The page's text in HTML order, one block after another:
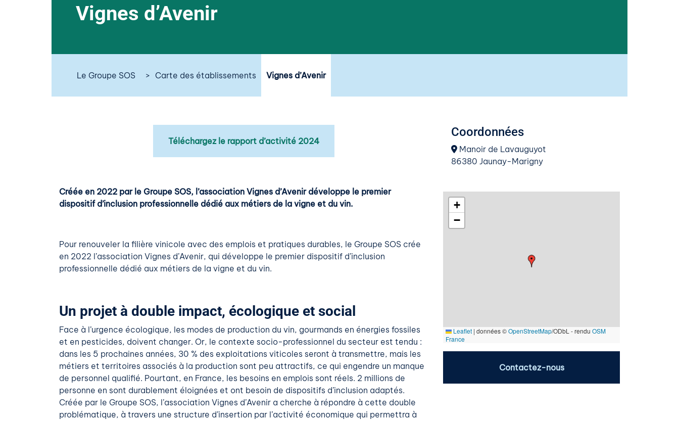
Vignes d’Avenir
Le Groupe SOS Carte des établissements Vignes d’Avenir
Téléchargez le rapport d’activité 2024
Créée en 2022 par le Groupe SOS, l’association Vignes d’Avenir développe le premier
dispositif d’inclusion professionnelle dédié aux métiers de la vigne et du vin.
Pour renouveler la filière vinicole avec des emplois et pratiques durables, le Groupe SOS crée
en 2022 l’association Vignes d’Avenir, qui développe le premier dispositif d’inclusion
professionnelle dédié aux métiers de la vigne et du vin.
Un projet à double impact, écologique et social
Face à l’urgence écologique, les modes de production du vin, gourmands en énergies fossiles
et en pesticides, doivent changer. Or, le contexte socio-professionnel du secteur est tendu :
dans les 5 prochaines années, 30 % des exploitations viticoles seront à transmettre, mais les
métiers et territoires associés à la production sont peu attractifs, ce qui engendre un manque
de personnel qualifié. Pourtant, en France, les besoins en emplois sont réels. 2 millions de
personne en sont durablement éloignées et ont besoin de dispositifs d’inclusion adaptés.
Créée par le Groupe SOS, l’association Vignes d’Avenir a cherche à répondre à cette double
problématique, à travers une structure d’insertion par l’activité économique qui permettra à
Coordonnées
Manoir de Lavauguyot
86380 Jaunay-Marigny
+
−
Leaflet | données ©OpenStreetMap/ODbL - rendu OSM
France
Contactez-nous